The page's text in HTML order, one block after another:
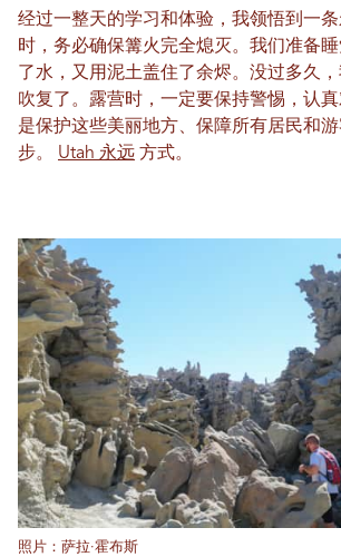
经过一整天的学习和体验，我领悟到一
时，务必确保篝火完全熄灭。我们准备
了水，又用泥土盖住了余烬。没过多久
吹复了。露营时，一定要保持警惕，认
是保护这些美丽地方、保障所有居民和
步。 Utah 永远 方式。
照片：萨拉·霍布斯